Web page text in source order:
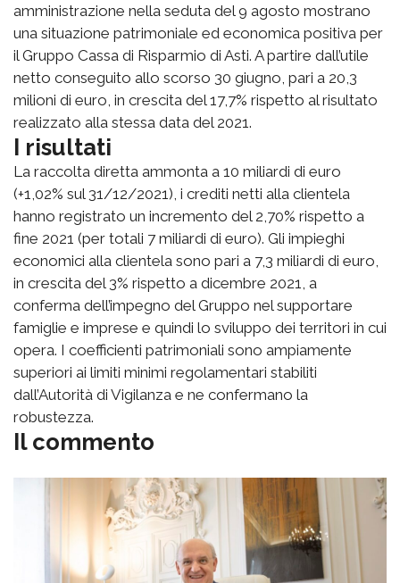
amministrazione nella seduta del 9 agosto mostrano
una situazione patrimoniale ed economica positiva per
il Gruppo Cassa di Risparmio di Asti. A partire dall’utile
netto conseguito allo scorso 30 giugno, pari a 20,3
milioni di euro, in crescita del 17,7% rispetto al risultato
realizzato alla stessa data del 2021.
I risultati
La raccolta diretta ammonta a 10 miliardi di euro
(+1,02% sul 31/12/2021), i crediti netti alla clientela
hanno registrato un incremento del 2,70% rispetto a
fine 2021 (per totali 7 miliardi di euro). Gli impieghi
economici alla clientela sono pari a 7,3 miliardi di euro,
in crescita del 3% rispetto a dicembre 2021, a
conferma dell’impegno del Gruppo nel supportare
famiglie e imprese e quindi lo sviluppo dei territori in cui
opera. I coefficienti patrimoniali sono ampiamente
superiori ai limiti minimi regolamentari stabiliti
dall’Autorità di Vigilanza e ne confermano la
robustezza.
Il commento